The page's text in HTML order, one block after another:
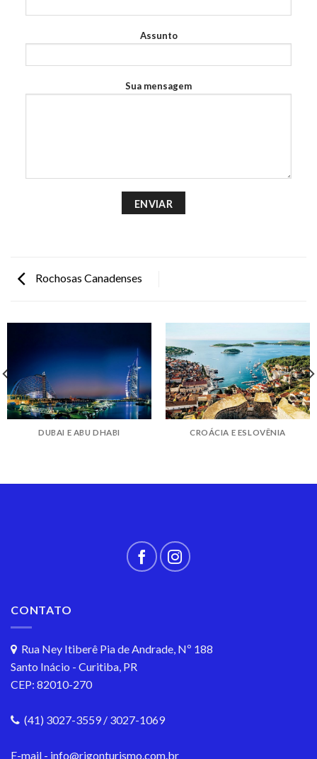
Assunto
Sua mensagem
Rochosas Canadenses
DUBAI E ABU DHABI CROÁCIA E ESLOVÊNIA
CONTATO
Rua Ney Itiberê Pia de Andrade, Nº 188
Santo Inácio - Curitiba, PR
CEP: 82010-270
(41) 3027-3559 / 3027-1069
E-mail - info@rigonturismo.com.br